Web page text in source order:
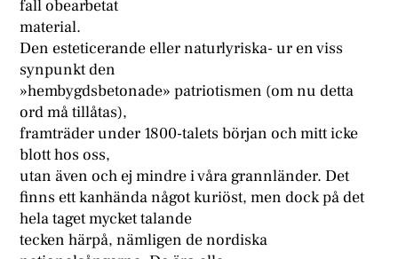
fall obearbetat
material.
Den esteticerande eller naturlyriska- ur en viss
synpunkt den
»hembygdsbetonade» patriotismen (om nu detta
ord må tillåtas),
framträder under 1800-talets början och mitt icke
blott hos oss,
utan även och ej mindre i våra grannländer. Det
finns ett kanhända något kuriöst, men dock på det
hela taget mycket talande
tecken härpå, nämligen de nordiska